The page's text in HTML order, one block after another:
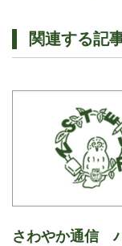
関連する記
さわやか通信